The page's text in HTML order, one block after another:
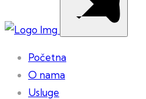
Početna
O nama
Usluge